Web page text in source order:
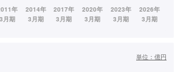
単位： 億円